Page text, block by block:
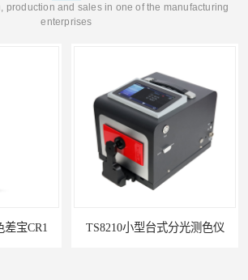
production and sales in one of the manufacturing
enterprises
宝CR1 TS8210小型台式分光测色仪